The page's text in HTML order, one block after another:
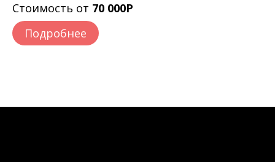
Стоимость от 70 000Р
Подробнее